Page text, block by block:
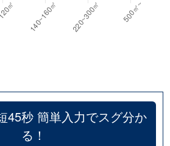
45秒 簡単入力でスグ分か
る！